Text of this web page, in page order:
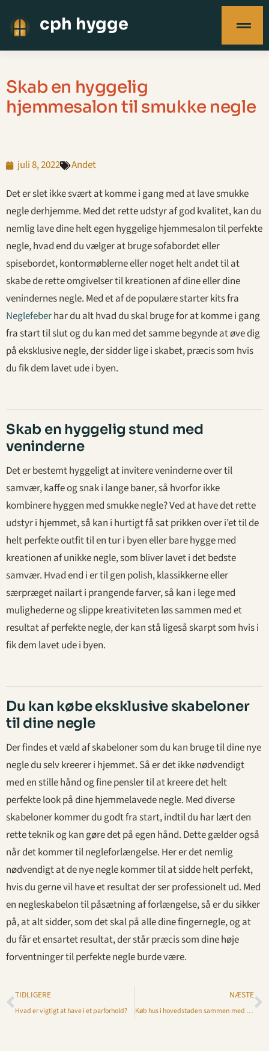
cph hygge
Skab en hyggelig
hjemmesalon til smukke negle
juli 8, 2022
Andet
Det er slet ikke svært at komme i gang med at lave smukke
negle derhjemme. Med det rette udstyr af god kvalitet, kan du
nemlig lave dine helt egen hyggelige hjemmesalon til perfekte
negle, hvad end du vælger at bruge sofabordet eller
spisebordet, kontormøblerne eller noget helt andet til at
skabe de rette omgivelser til kreationen af dine eller dine
venindernes negle. Med et af de populære starter kits fra
Neglefeberhar du alt hvad du skal bruge for at komme i gang
fra start til slut og du kan med det samme begynde at øve dig
på eksklusive negle, der sidder lige i skabet, præcis som hvis
du fik dem lavet ude i byen.
Skab en hyggelig stund med
veninderne
Det er bestemt hyggeligt at invitere veninderne over til
samvær, kaffe og snak i lange baner, så hvorfor ikke
kombinere hyggen med smukke negle? Ved at have det rette
udstyr i hjemmet, så kan i hurtigt få sat prikken over i’et til de
helt perfekte outfit til en tur i byen eller bare hygge med
kreationen af unikke negle, som bliver lavet i det bedste
samvær. Hvad end i er til gen polish, klassikkerne eller
særpræget nailart i prangende farver, så kan i lege med
mulighederne og slippe kreativiteten løs sammen med et
resultat af perfekte negle, der kan stå ligeså skarpt som hvis i
fik dem lavet ude i byen.
Du kan købe eksklusive skabeloner
til dine negle
Der findes et væld af skabeloner som du kan bruge til dine nye
negle du selv kreerer i hjemmet. Så er det ikke nødvendigt
med en stille hånd og fine pensler til at kreere det helt
perfekte look på dine hjemmelavede negle. Med diverse
skabeloner kommer du godt fra start, indtil du har lært den
rette teknik og kan gøre det på egen hånd. Dette gælder også
når det kommer til negleforlængelse. Her er det nemlig
nødvendigt at de nye negle kommer til at sidde helt perfekt,
hvis du gerne vil have et resultat der ser professionelt ud. Med
en negleskabelon til påsætning af forlængelse, så er du sikker
på, at alt sidder, som det skal på alle dine fingernegle, og at
du får et ensartet resultat, der står præcis som dine høje
forventninger til perfekte negle burde være.
TIDLIGERE
Hvad er vigtigt at have i et parforhold?
NÆSTE
Køb hus i hovedstaden sammen med Sagførernes boligadvokat i København